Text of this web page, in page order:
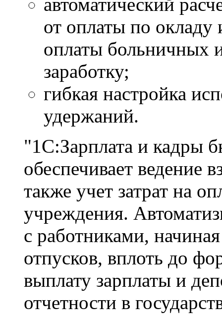
от оплаты по окладу
оплаты больничных
заработку;
гибкая настройка
удержаний.
"1С:Зарплата и кадры
обеспечивает ведение
также учет затрат на
учреждения.
с работниками,
отпусков, вплоть до
выплату зарплаты и
отчетности в